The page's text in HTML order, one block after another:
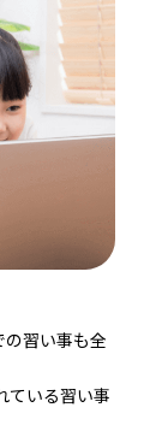
習い事も全
ている習い事